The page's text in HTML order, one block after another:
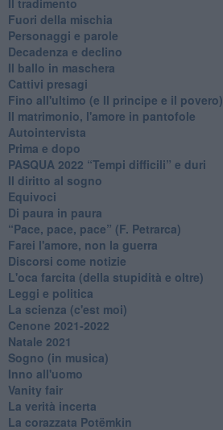
Fuori della mischia
Personaggi e parole
Decadenza e declino
Il ballo in maschera
Cattivi presagi
Fino all'ultimo (e Il principe e il povero)
Il matrimonio, l'amore in pantofole
Autointervista
Prima e dopo
​PASQUA 2022 “Tempi difficili” e duri
Il diritto al sogno
Equivoci
Di paura in paura
​“Pace, pace, pace” (F. Petrarca)
Farei l'amore, non la guerra
Discorsi come notizie
L'oca farcita (della stupidità e oltre)
Leggi e politica
La scienza (c'est moi)
Cenone 2021-2022
Natale 2021
Sogno (in musica)
Inno all'uomo
Vanity fair
La verità incerta
La corazzata Potëmkin